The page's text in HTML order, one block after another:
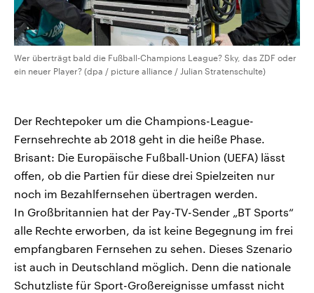
Wer überträgt bald die Fußball-Champions League? Sky, das ZDF oder
ein neuer Player? (dpa / picture alliance / Julian Stratenschulte)
Der Rechtepoker um die Champions-League-
Fernsehrechte ab 2018 geht in die heiße Phase.
Brisant: Die Europäische Fußball-Union (UEFA) lässt
offen, ob die Partien für diese drei Spielzeiten nur
noch im Bezahlfernsehen übertragen werden.
In Großbritannien hat der Pay-TV-Sender „BT Sports“
alle Rechte erworben, da ist keine Begegnung im frei
empfangbaren Fernsehen zu sehen. Dieses Szenario
ist auch in Deutschland möglich. Denn die nationale
Schutzliste für Sport-Großereignisse umfasst nicht